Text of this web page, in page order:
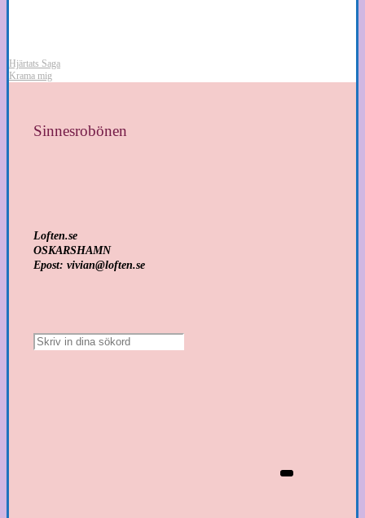
Hjärtats Saga
Krama mig
Sinnesrobönen
Loften.se
OSKARSHAMN
Epost: vivian@loften.se